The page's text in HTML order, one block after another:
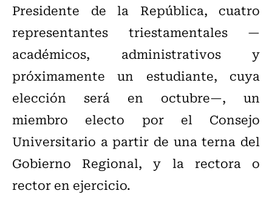
Presidente de la República, cuatro
representantes triestamentales —
académicos, administrativos y
próximamente un estudiante, cuya
elección será en octubre—, un
miembro electo por el Consejo
Universitario a partir de una terna del
Gobierno Regional, y la rectora o
rector en ejercicio.